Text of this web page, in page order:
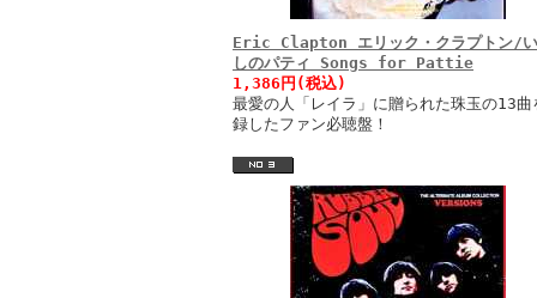
Eric Clapton エリック・クラプトン/い
しのパティ Songs for Pattie
1,386円(税込)
最愛の人「レイラ」に贈られた珠玉の13曲
録したファン必聴盤！